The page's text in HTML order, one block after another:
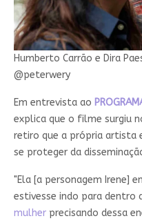
Humberto Carrão e Dira
@peterwery
Em entrevista ao
explica que o filme surgiu
retiro que a própria artista
se proteger da
"Ela [a personagem Irene]
estivesse indo para dentro
mulherprecisando dessa